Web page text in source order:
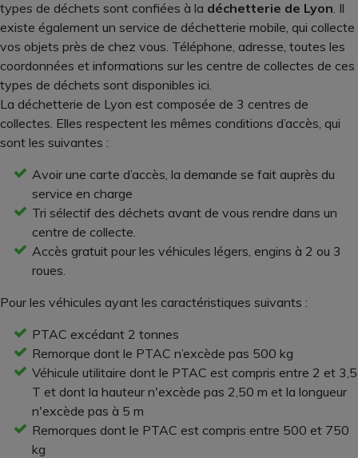
types de déchets sont confiées à la déchetterie de Lyon . Il
existe également un service de déchetterie mobile, qui collecte
vos objets près de chez vous. Téléphone, adresse, toutes les
coordonnées et informations sur les centre de collectes de ces
types de déchets sont disponibles ici.
La déchetterie de Lyon est composée de 3 centres de
collectes. Elles respectent les mêmes conditions d’accès, qui
sont les suivantes :
Avoir une carte d’accès, la demande se fait auprès du
service en charge
Tri sélectif des déchets avant de vous rendre dans un
centre de collecte.
Accès gratuit pour les véhicules légers, engins à 2 ou 3
roues.
Pour les véhicules ayant les caractéristiques suivants :
PTAC excédant 2 tonnes
Remorque dont le PTAC n’excède pas 500 kg
Véhicule utilitaire dont le PTAC est compris entre 2 et 3,5
T et dont la hauteur n'excède pas 2,50 m et la longueur
n'excède pas à 5 m
Remorques dont le PTAC est compris entre 500 et 750
kg